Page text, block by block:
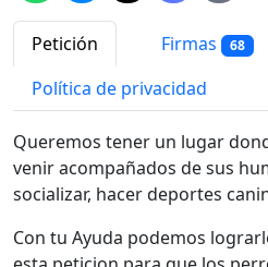
Petición Firmas 68
Política de privacidad
Queremos tener un lugar
venir acompañados de sus
socializar, hacer deportes
Con tu Ayuda podemos